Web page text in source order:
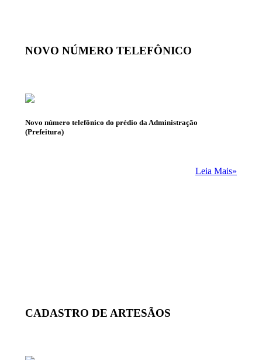
NOVO NÚMERO TELEFÔNICO
Novo número telefônico do prédio da Administração
(Prefeitura)
Leia Mais»
CADASTRO DE ARTESÃOS